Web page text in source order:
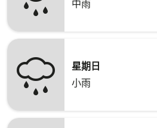
中雨
星期日
小雨